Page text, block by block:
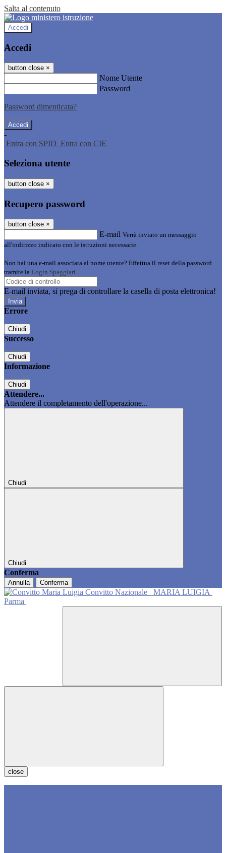
Salta al contenuto
Accedi
Accedi
button close ×
Nome Utente
Password
Password dimenticata?
-
Entra con SPID Entra con CIE
Seleziona utente
button close ×
Recupero password
button close ×
E-mail Verrà inviato un messaggio
all'indirizzo indicato con le istruzioni necessarie.
Non hai una e-mail associata al nome utente? Effettua il reset della password
tramite la Login Spaggiari
E-mail inviata, si prega di controllare la casella di posta elettronica!
Errore
Chiudi
Successo
Chiudi
Informazione
Chiudi
Attendere...
Attendere il completamento dell'operazione...
Chiudi
Chiudi
Conferma
Annulla Conferma
Convitto Nazionale
MARIA LUIGIA
Parma
close